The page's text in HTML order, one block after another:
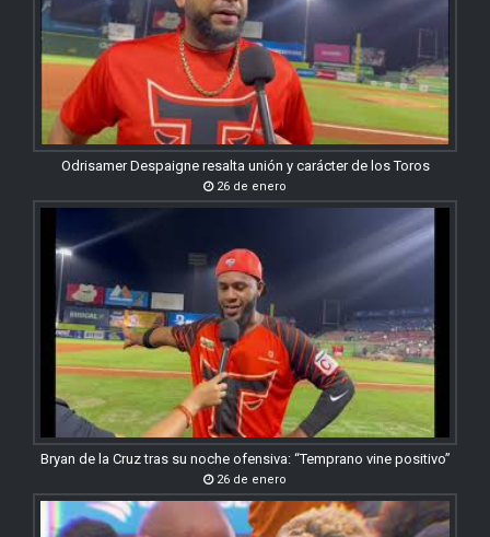
Odrisamer Despaigne resalta unión y carácter de los Toros
26 de enero
Bryan de la Cruz tras su noche ofensiva: “Temprano vine positivo”
26 de enero